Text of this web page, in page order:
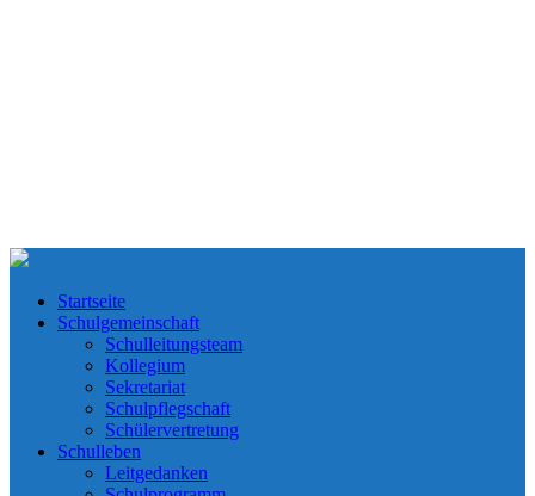
Startseite
Schulgemeinschaft
Schulleitungsteam
Kollegium
Sekretariat
Schulpflegschaft
Schülervertretung
Schulleben
Leitgedanken